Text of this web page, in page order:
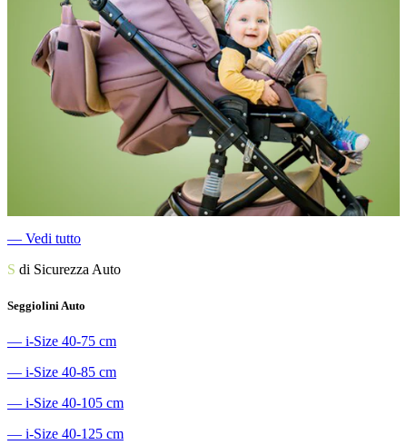
― Vedi tutto
S di Sicurezza Auto
Seggiolini Auto
― i-Size 40-75 cm
― i-Size 40-85 cm
― i-Size 40-105 cm
― i-Size 40-125 cm